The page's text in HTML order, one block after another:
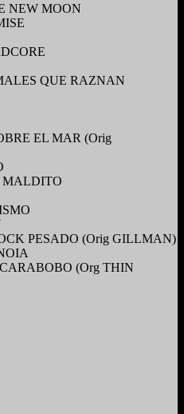
NEW MOON
QUE RAZNAN
EL MAR (Orig
MALDITO
PESADO (Orig GILLMAN)
(Org THIN